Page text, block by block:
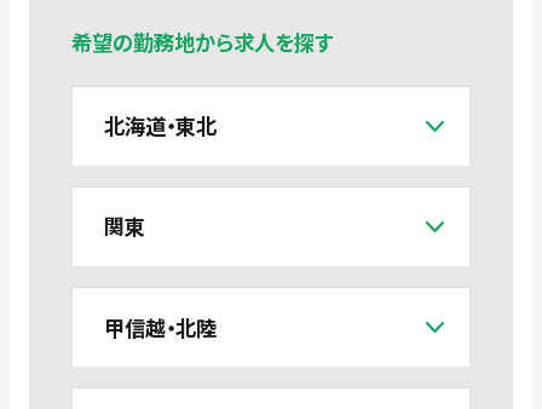
希望の勤務地から求人を探す
北海道・東北
関東
甲信越・北陸